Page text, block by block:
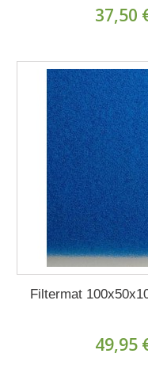
37,50
Filtermat
49,95